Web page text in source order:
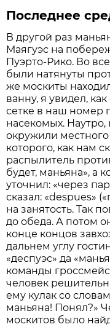
Последнее
В другой раз
Маягуэс на
Пуэрто-Рико. Во
были натянуты
же москиты
ванну, я увидел,
сетке в наш номер
насекомых.
окружили местного
которого, как нам
распылитель
будет, маньяна», а
уточнил: «через
сказал: «dеspues»
на занятость. Так
до обеда. А потом
конце концов
дальнем углу
«деспуэс» да
команды
человек
ему кулак со
маньяна! Понял?»
москитов было